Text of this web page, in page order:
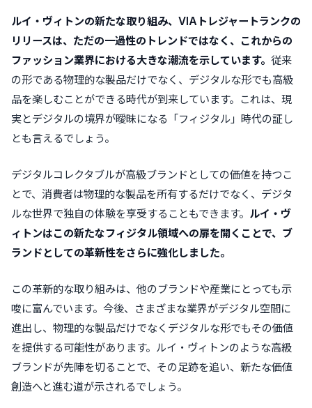
ルイ・ヴィトンの新たな取り組み、VIAトレジャートランクの
リリースは、ただの一過性のトレンドではなく、これからの
ファッション業界における大きな潮流を示しています。 従来
の形である物理的な製品だけでなく、デジタルな形でも高級
品を楽しむことができる時代が到来しています。これは、現
実とデジタルの境界が曖昧になる「フィジタル」時代の証し
とも言えるでしょう。
デジタルコレクタブルが高級ブランドとしての価値を持つこ
とで、消費者は物理的な製品を所有するだけでなく、デジタ
ルな世界で独自の体験を享受することもできます。 ルイ・ヴ
ィトンはこの新たなフィジタル領域への扉を開くことで、ブ
ランドとしての革新性をさらに強化しました。
この革新的な取り組みは、他のブランドや産業にとっても示
唆に富んでいます。今後、さまざまな業界がデジタル空間に
進出し、物理的な製品だけでなくデジタルな形でもその価値
を提供する可能性があります。ルイ・ヴィトンのような高級
ブランドが先陣を切ることで、その足跡を追い、新たな価値
創造へと進む道が示されるでしょう。